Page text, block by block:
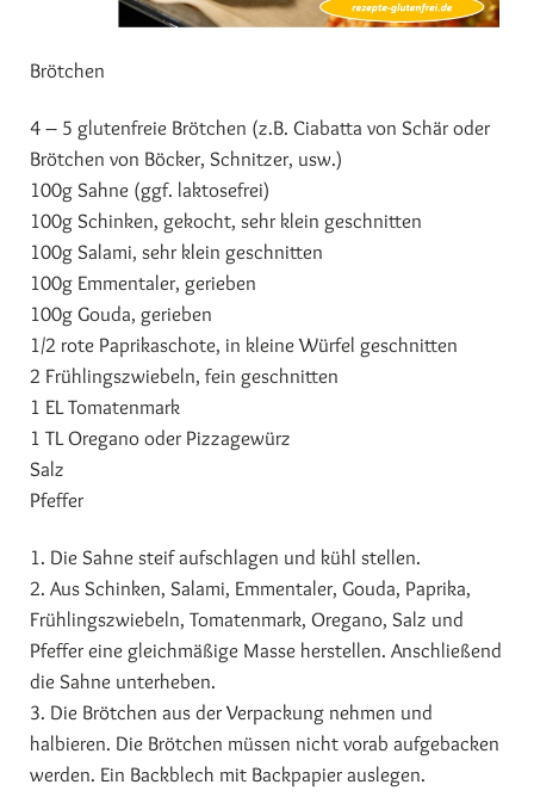
Brötchen
4 – 5 glutenfreie Brötchen (z.B. Ciabatta von Schär oder
Brötchen von Böcker, Schnitzer, usw.)
100g Sahne (ggf. laktosefrei)
100g Schinken, gekocht, sehr klein geschnitten
100g Salami, sehr klein geschnitten
100g Emmentaler, gerieben
100g Gouda, gerieben
1/2 rote Paprikaschote, in kleine Würfel geschnitten
2 Frühlingszwiebeln, fein geschnitten
1 EL Tomatenmark
1 TL Oregano oder Pizzagewürz
Salz
Pfeffer
1. Die Sahne steif aufschlagen und kühl stellen.
2. Aus Schinken, Salami, Emmentaler, Gouda, Paprika,
Frühlingszwiebeln, Tomatenmark, Oregano, Salz und
Pfeffer eine gleichmäßige Masse herstellen. Anschließend
die Sahne unterheben.
3. Die Brötchen aus der Verpackung nehmen und
halbieren. Die Brötchen müssen nicht vorab aufgebacken
werden. Ein Backblech mit Backpapier auslegen.